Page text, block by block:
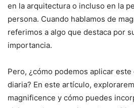
en la arquitectura o incluso en la
persona. Cuando hablamos de
referimos a algo que destaca por
importancia.
Pero, ¿cómo podemos aplicar
diaria? En este artículo,
magnificence y cómo puedes